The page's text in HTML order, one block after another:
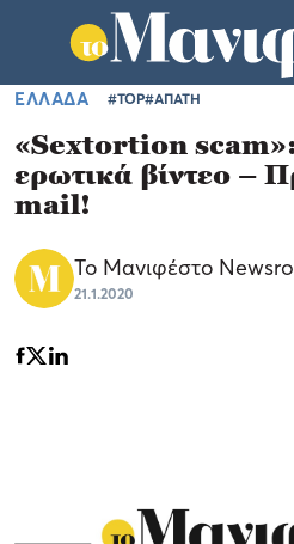
ΕΛΛΑΔΑ #TOP#ΑΠΑΤΗ
«Sextortion
ερωτικά βίντεο –
mail!
Το Μανιφέστο
21.1.2020